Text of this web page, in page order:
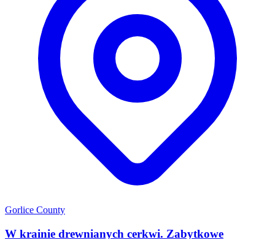
Gorlice County
W krainie drewnianych cerkwi. Zabytkowe